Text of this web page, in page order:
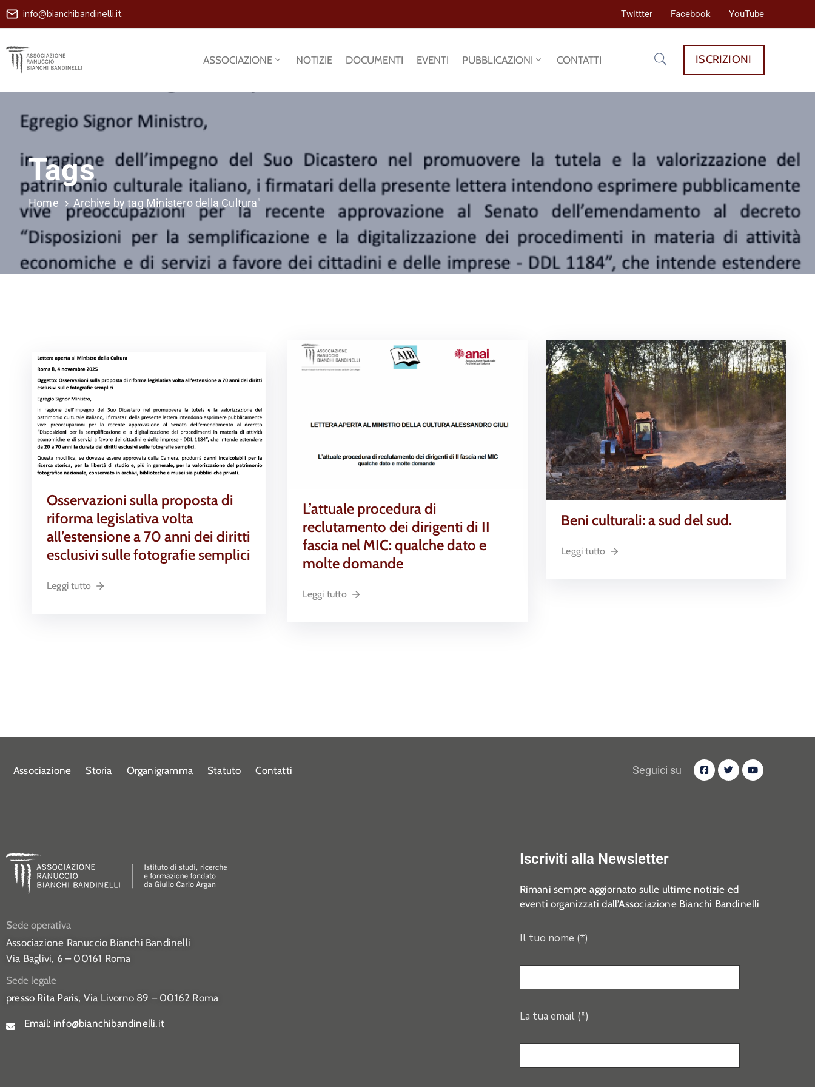
info@bianchibandinelli.it Twittter Facebook YouTube
ASSOCIAZIONE NOTIZIE DOCUMENTI EVENTI PUBBLICAZIONI CONTATTI ISCRIZIONI
Tags
Home Archive by tag Ministero della Cultura"
Osservazioni sulla proposta di
riforma legislativa volta
all’estensione a 70 anni dei diritti
esclusivi sulle fotografie semplici
Leggi tutto
L’attuale procedura di
reclutamento dei dirigenti di II
fascia nel MIC: qualche dato e
molte domande
Leggi tutto
Beni culturali: a sud del sud.
Leggi tutto
Associazione Storia Organigramma Statuto Contatti Seguici su
Sede operativa
Associazione Ranuccio Bianchi Bandinelli
Via Baglivi, 6 – 00161 Roma
Sede legale
presso Rita Paris, Via Livorno 89 – 00162 Roma
Email: info@bianchibandinelli.it
Iscriviti alla Newsletter
Rimani sempre aggiornato sulle ultime notizie ed
eventi organizzati dall’Associazione Bianchi Bandinelli
Il tuo nome (*)
La tua email (*)